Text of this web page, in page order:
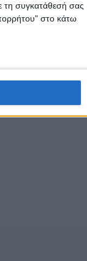
τη συγκατάθεσή σας
στο κάτω